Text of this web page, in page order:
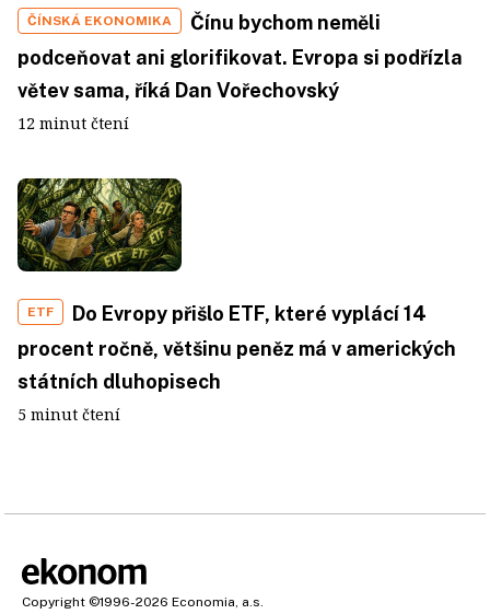
ČÍNSKÁ EKONOMIKA
Čínu bychom neměli
podceňovat ani glorifikovat. Evropa si podřízla
větev sama, říká Dan Vořechovský
12 minut čtení
ETF
Do Evropy přišlo ETF, které vyplácí 14
procent ročně, většinu peněz má v amerických
státních dluhopisech
5 minut čtení
Copyright ©1996-2026 Economia, a.s.